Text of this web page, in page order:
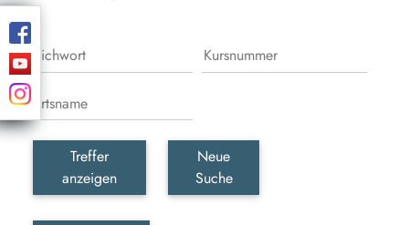
Treffer
anzeigen
Neue
Suche